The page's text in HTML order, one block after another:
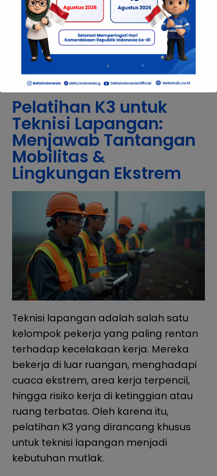
sadar risiko dan bertanggung jawab.
Pelatihan K3 untuk Teknisi
Lapangan: Menjawab Tantangan
Mobilitas & Lingkungan Ekstrem
UNCATEGORIZED · 25 JULY 2025
Pelatihan K3 untuk
Teknisi Lapangan:
Menjawab Tantangan
Mobilitas &
Lingkungan Ekstrem
Teknisi lapangan adalah salah satu
kelompok pekerja yang paling rentan
terhadap kecelakaan kerja. Mereka
bekerja di luar ruangan, menghadapi
cuaca ekstrem, area kerja terpencil,
hingga risiko kerja di ketinggian atau
ruang terbatas. Oleh karena itu,
pelatihan K3 yang dirancang khusus
untuk teknisi lapangan menjadi
kebutuhan mutlak.